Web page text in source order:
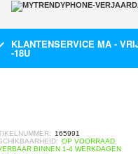
KLANTENSERVICE MA -
-18U
165991
OP VOORRAAD.
BINNEN 1-4 WERKDAGEN